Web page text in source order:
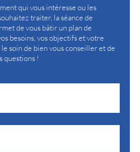
qui vous intéresse ou les
traiter, la séance de
de vous bâtir un plan de
besoins, vos objectifs et votre
soin de bien vous conseiller et de
questions !